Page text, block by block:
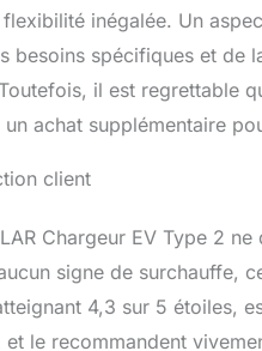
inégalée. Un
besoins spécifiques et de
il est regrettable
achat supplémentaire
client
Chargeur EV Type 2
signe de surchauffe,
4,3 sur 5 étoiles,
le recommandent